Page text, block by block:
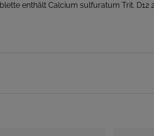
enthält Calcium sulfuratum Trit. D12